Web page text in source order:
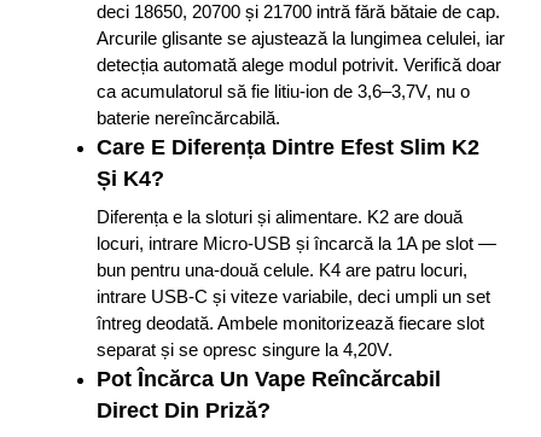
deci 18650, 20700 și 21700 intră fără bătaie de cap.
Arcurile glisante se ajustează la lungimea celulei, iar
detecția automată alege modul potrivit. Verifică doar
ca acumulatorul să fie litiu-ion de 3,6–3,7V, nu o
baterie nereîncărcabilă.
Care E Diferența Dintre Efest Slim K2
Și K4?
Diferența e la sloturi și alimentare. K2 are două
locuri, intrare Micro-USB și încarcă la 1A pe slot —
bun pentru una-două celule. K4 are patru locuri,
intrare USB-C și viteze variabile, deci umpli un set
întreg deodată. Ambele monitorizează fiecare slot
separat și se opresc singure la 4,20V.
Pot Încărca Un Vape Reîncărcabil
Direct Din Priză?